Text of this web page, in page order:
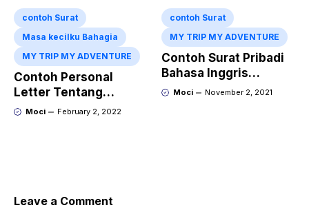
contoh Surat
Masa kecilku Bahagia
MY TRIP MY ADVENTURE
Contoh Personal
Letter Tentang
Liburan Ke Jogja
Moci February 2, 2022
contoh Surat
MY TRIP MY ADVENTURE
Contoh Surat Pribadi
Bahasa Inggris
Tentang Liburan Ke
Moci November 2, 2021
Leave a Comment